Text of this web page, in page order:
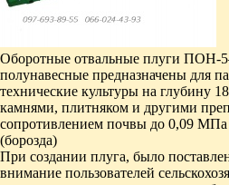
Оборотные отвальные плуги ПОН-
полунавесные предназначены для
технические культуры на глубину
камнями, плитняком и другими
сопротивлением почвы до 0,09
(борозда)
При создании плуга, было
внимание пользователей